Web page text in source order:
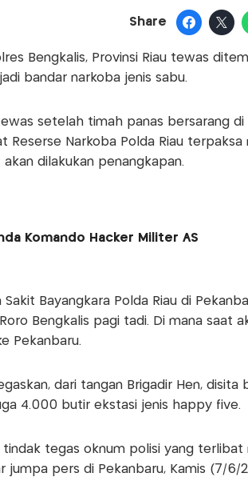
Share
Bengkalis, Provinsi Riau tewas
bandar narkoba jenis sabu.
setelah timah panas bersarang di
Reserse Narkoba Polda Riau terpaksa
dilakukan penangkapan.
Komando Hacker Militer AS
Bayangkara Polda Riau di
Bengkalis pagi tadi. Di mana saat
Pekanbaru.
dari tangan Brigadir Hen, disita
4.000 butir ekstasi jenis happy five.
tindak tegas oknum polisi yang terlibat
jumpa pers di Pekanbaru, Kamis (7/6/